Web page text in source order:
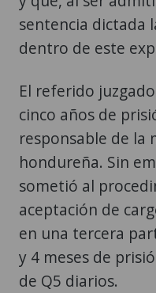
sentencia dictada
dentro de este
El referido
cinco años de
responsable de la
hondureña. Sin
sometió al
aceptación de
en una tercera
y 4 meses de
de Q5 diarios.